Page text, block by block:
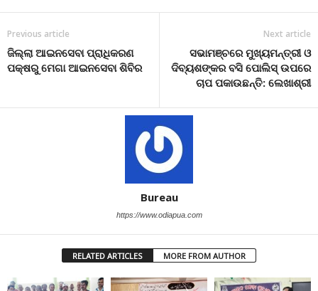
Previous article
ଜିଲ୍ଲା ଆଇନସେବା ପ୍ରାଧିକରଣ
ପକ୍ଷରୁ ମେଗା ଆଇନସେବା ଶିବିର
Next article
ସଭାମଞ୍ଚରେ ମୁଖ୍ୟମନ୍ତ୍ରୀ ଓ
ଦିବ୍ୟଶଙ୍କର ବସି ପୋଲିସ୍ ଉପରେ
ଚାପ ପକାଉଛନ୍ତି: ଲେଖାଶ୍ରୀ
Bureau
https://www.odiapua.com
RELATED ARTICLES MORE FROM AUTHOR